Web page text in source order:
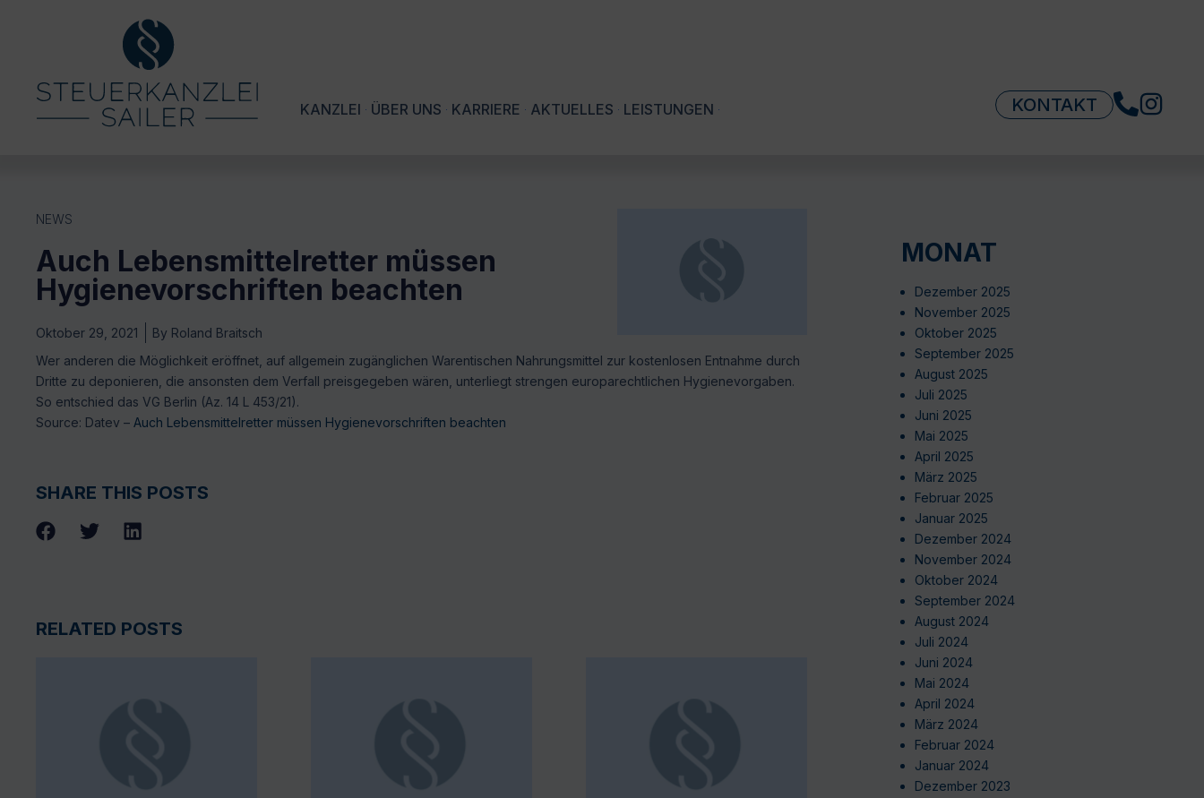
KANZLEI ÜBER UNS KARRIERE AKTUELLES LEISTUNGEN KONTAKT
NEWS
Auch Lebensmittelretter müssen
Hygienevorschriften beachten
Oktober 29, 2021 By Roland Braitsch
Wer anderen die Möglichkeit eröffnet, auf allgemein zugänglichen Warentischen Nahrungsmittel zur kostenlosen Entnahme durch
Dritte zu deponieren, die ansonsten dem Verfall preisgegeben wären, unterliegt strengen europarechtlichen Hygienevorgaben.
So entschied das VG Berlin (Az. 14 L 453/21).
Source: Datev – Auch Lebensmittelretter müssen Hygienevorschriften beachten
SHARE THIS POSTS
RELATED POSTS
MONAT
Dezember 2025
November 2025
Oktober 2025
September 2025
August 2025
Juli 2025
Juni 2025
Mai 2025
April 2025
März 2025
Februar 2025
Januar 2025
Dezember 2024
November 2024
Oktober 2024
September 2024
August 2024
Juli 2024
Juni 2024
Mai 2024
April 2024
März 2024
Februar 2024
Januar 2024
Dezember 2023